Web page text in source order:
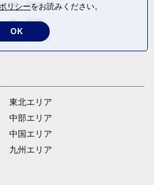
卵・乳製品
米・穀物
返礼品なし
東北エリア
中部エリア
中国エリア
九州エリア
リシーをお読みください。
OK